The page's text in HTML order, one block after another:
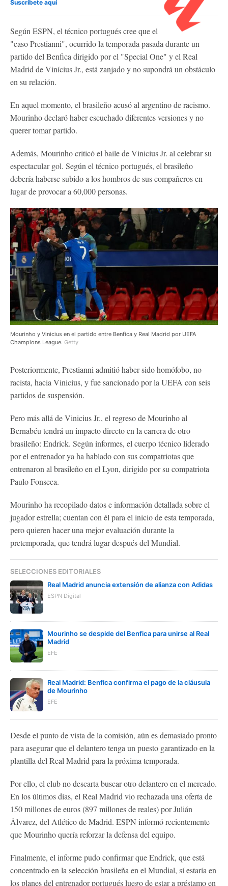
Suscríbete aquí
Según ESPN, el técnico portugués cree que el
"caso Prestianni", ocurrido la temporada pasada durante un
partido del Benfica dirigido por el "Special One" y el Real
Madrid de Vinícius Jr., está zanjado y no supondrá un obstáculo
en su relación.
En aquel momento, el brasileño acusó al argentino de racismo.
Mourinho declaró haber escuchado diferentes versiones y no
querer tomar partido.
Además, Mourinho criticó el baile de Vinicius Jr. al celebrar su
espectacular gol. Según el técnico portugués, el brasileño
debería haberse subido a los hombros de sus compañeros en
lugar de provocar a 60,000 personas.
Mourinho y Vinicius en el partido entre Benfica y Real Madrid por UEFA
Champions League. Getty
Posteriormente, Prestianni admitió haber sido homófobo, no
racista, hacia Vinicius, y fue sancionado por la UEFA con seis
partidos de suspensión.
Pero más allá de Vinicius Jr., el regreso de Mourinho al
Bernabéu tendrá un impacto directo en la carrera de otro
brasileño: Endrick. Según informes, el cuerpo técnico liderado
por el entrenador ya ha hablado con sus compatriotas que
entrenaron al brasileño en el Lyon, dirigido por su compatriota
Paulo Fonseca.
Mourinho ha recopilado datos e información detallada sobre el
jugador estrella; cuentan con él para el inicio de esta temporada,
pero quieren hacer una mejor evaluación durante la
pretemporada, que tendrá lugar después del Mundial.
SELECCIONES EDITORIALES
Real Madrid anuncia extensión de alianza con Adidas
ESPN Digital
Mourinho se despide del Benfica para unirse al Real
Madrid
EFE
Real Madrid: Benfica confirma el pago de la cláusula
de Mourinho
EFE
Desde el punto de vista de la comisión, aún es demasiado pronto
para asegurar que el delantero tenga un puesto garantizado en la
plantilla del Real Madrid para la próxima temporada.
Por ello, el club no descarta buscar otro delantero en el mercado.
En los últimos días, el Real Madrid vio rechazada una oferta de
150 millones de euros (897 millones de reales) por Julián
Álvarez, del Atlético de Madrid. ESPN informó recientemente
que Mourinho quería reforzar la defensa del equipo.
Finalmente, el informe pudo confirmar que Endrick, que está
concentrado en la selección brasileña en el Mundial, sí estaría en
los planes del entrenador portugués luego de estar a préstamo en